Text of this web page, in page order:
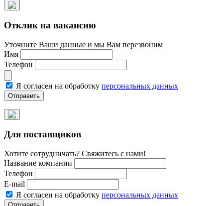
Отклик на вакансию
Уточните Ваши данные и мы Вам перезвоним
Имя
Телефон
Я согласен на обработку персональных данных
Для поставщиков
Хотите сотрудничать? Свяжитесь с нами!
Название компании
Телефон
E-mail
Я согласен на обработку персональных данных